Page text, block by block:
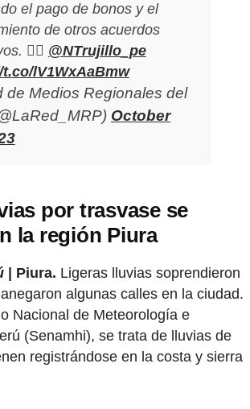
el pago de bonos y el
de otros acuerdos
✍🏼 @NTrujillo_pe
lV1WxAaBmw
Medios Regionales del
October
por trasvase se
la región Piura
| Piura. Ligeras lluvias soprendieron
algunas calles en la ciudad.
Nacional de Meteorología e
(Senamhi), se trata de lluvias de
registrándose en la costa y sierra